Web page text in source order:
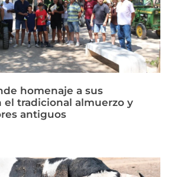
homenaje a sus
el tradicional almuerzo y
antiguos